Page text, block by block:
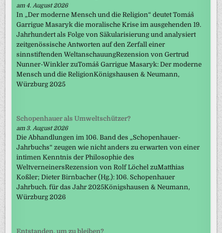
am 4. August 2026
In „Der moderne Mensch und die Religion“ deutet Tomáš
Garrigue Masaryk die moralische Krise im ausgehenden 19.
Jahrhundert als Folge von Säkularisierung und analysiert
zeitgenössische Antworten auf den Zerfall einer
sinnstiftenden WeltanschauungRezension von Gertrud
Nunner-Winkler zuTomáš Garrigue Masaryk: Der moderne
Mensch und die ReligionKönigshausen & Neumann,
Würzburg 2025
Schopenhauer als Umweltschützer?
am 3. August 2026
Die Abhandlungen im 106. Band des „Schopenhauer-
Jahrbuchs“ zeugen wie nicht anders zu erwarten von einer
intimen Kenntnis der Philosophie des
WeltverneinersRezension von Rolf Löchel zuMatthias
Koßler; Dieter Birnbacher (Hg.): 106. Schopenhauer
Jahrbuch. für das Jahr 2025Königshausen & Neumann,
Würzburg 2026
Entstanden, um zu bleiben?